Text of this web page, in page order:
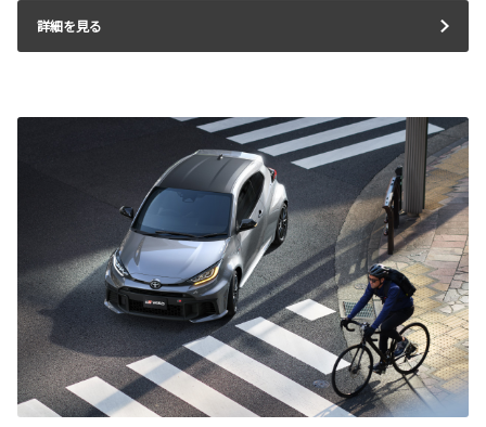
詳細を見る